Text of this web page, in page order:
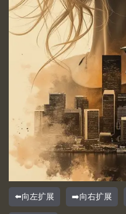
⬅️向左扩展 ➡️向右扩展